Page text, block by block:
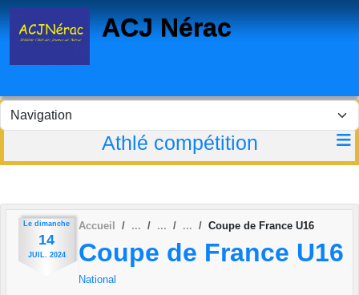
ACJ Nérac
Athlé compétition
Le dimanche
14
JUIL. 2024
Accueil Coupe de France U16
Coupe de France U16
National
Panneau de gestion des cookies